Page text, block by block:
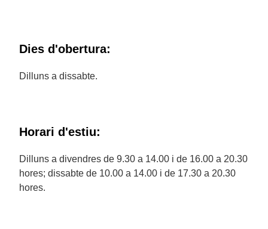
Dies d'obertura:
Dilluns a dissabte.
Horari d'estiu:
Dilluns a divendres de 9.30 a 14.00 i de 16.00 a 20.30
hores; dissabte de 10.00 a 14.00 i de 17.30 a 20.30
hores.